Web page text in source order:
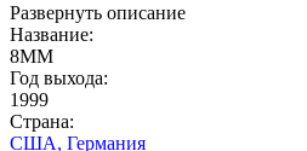
Развернуть описание
Название:
8MM
Год выхода:
1999
Страна:
США, Германия